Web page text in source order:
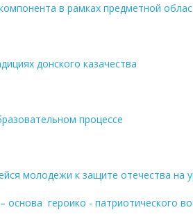
в рамках предметной
донского казачества
процессе
молодежи к защите отечества на
героико - патриотического